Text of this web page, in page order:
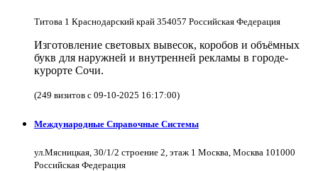
Титова 1 Краснодарский край 354057 Российская Федерация
Изготовление световых вывесок, коробов и объёмных
букв для наружней и внутренней рекламы в городе-
курорте Сочи.
(249 визитов с 09-10-2025 16:17:00)
Международные Справочные Системы
ул.Мясницкая, 30/1/2 строение 2, этаж 1 Москва, Москва 101000
Российская Федерация